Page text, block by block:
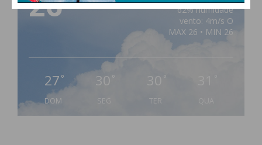
62% humidade
vento: 4m/s O
MAX 26 • MIN 26
27 °
DOM
30 °
SEG
30 °
TER